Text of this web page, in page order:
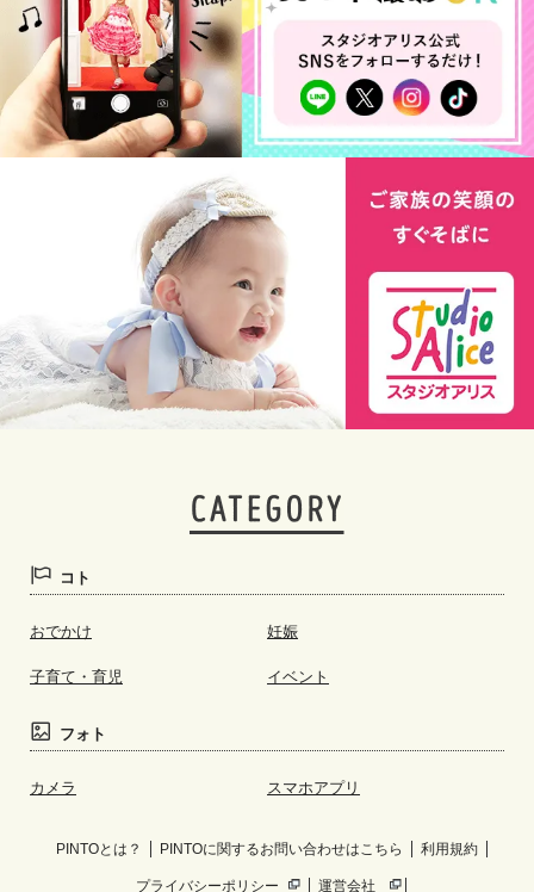
コト
おでかけ 妊娠
子育て・育児 イベント
フォト
カメラ スマホアプリ
PINTOとは？ PINTOに関するお問い合わせはこちら 利用規約
プライバシーポリシー 運営会社